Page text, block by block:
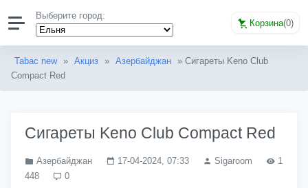
Выберите город:
Корзина(0)
Tabac new » Акциз » Азербайджан » Сигареты Keno Club
Compact Red
Сигареты Keno Club Compact Red
Азербайджан 17-04-2024, 07:33 Sigaroom
1
448
0